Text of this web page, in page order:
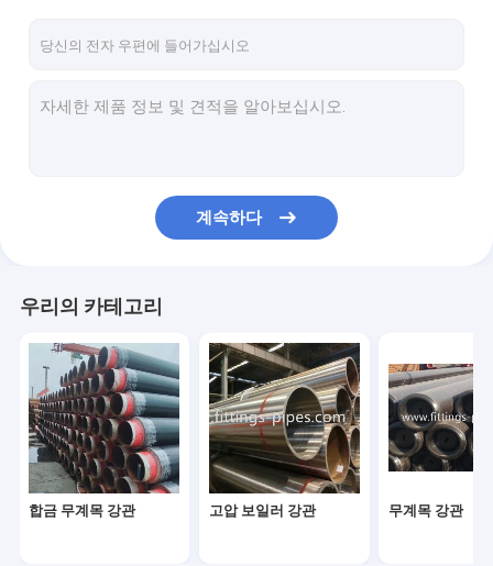
합금 강 맞춤
미리 제조하는 파이프 스풀
안출된 강관이음
강관 굴곡
녹슬지 않는 강관이음
스테인레스 강 플랜지
계속하다
우리의 카테고리
합금 무계목 강관 고압 보일러 강관 무계목 강관